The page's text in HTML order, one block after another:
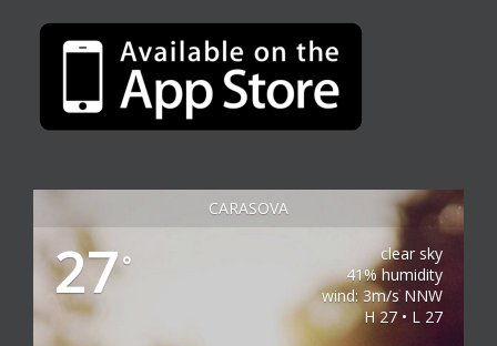
CARASOVA
27°
clear sky
41% humidity
wind: 3m/s NNW
H 27 • L 27